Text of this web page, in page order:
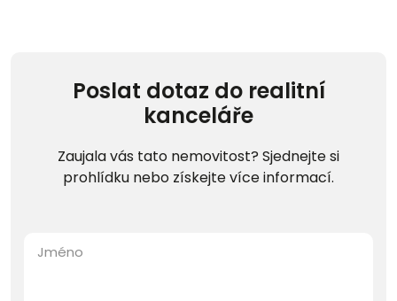
Poslat dotaz do realitní
kanceláře
Zaujala vás tato nemovitost? Sjednejte si
prohlídku nebo získejte více informací.
Jméno